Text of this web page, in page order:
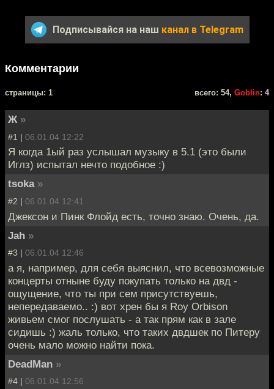
Подписывайся на наш канал в Telegram
Комментарии
cтраницы: 1 всего: 54, Goblin: 4
Ж »
#1 | 06.01.04 12:22
Я когда 1ый раз услышал музыку в 5.1 (это были
Иглз) испытал нечто подобное :)
tsoka »
#2 | 06.01.04 12:41
Джексон и Пинк Флойд есть, точно знаю. Очень, да.
Jah »
#3 | 06.01.04 12:46
а я, например, для себя выяснил, что всевозможные
концерты отныне буду покупать только на двд -
ощущение, что ты при сем присутствуешь,
непередаваемо.. :) вот хрен бы я Roy Orbison
живьем смог послушать - а так прям как в зале
сидишь :) жаль только, что таких двдшек по Питеру
очень мало можно найти пока.
DeadMan »
#4 | 06.01.04 12:56